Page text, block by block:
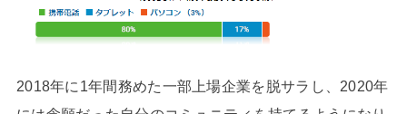
2018年に1年間務めた一部上場企業を脱サラし、2020年